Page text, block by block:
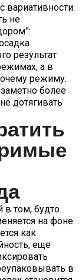
не
результат
а в
режиму.
более
дотягивать
в том, будто
на фоне
как
еще
в